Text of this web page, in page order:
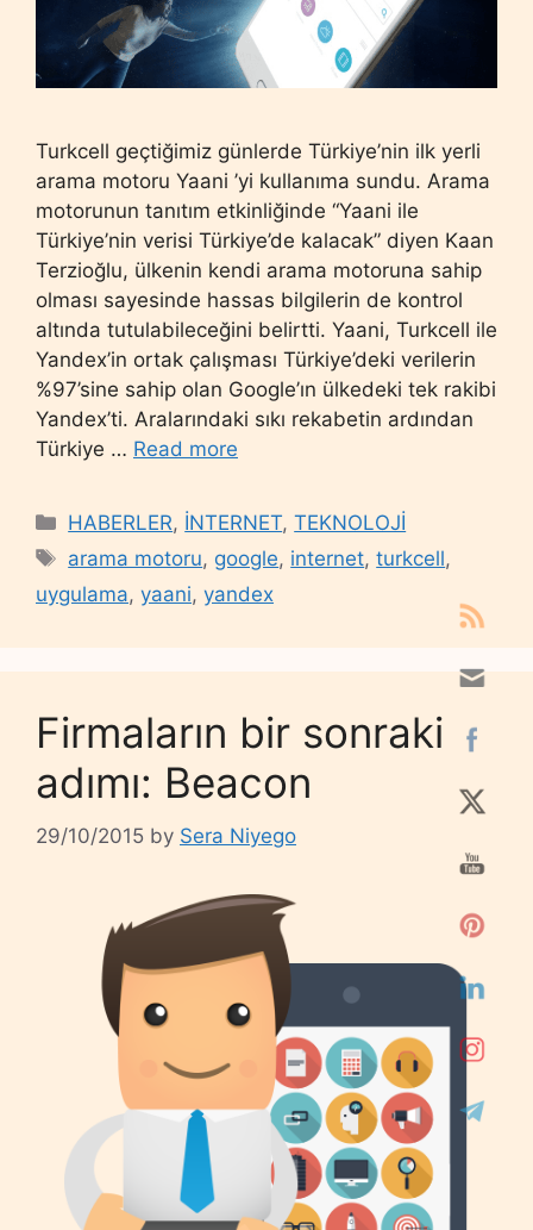
Turkcell geçtiğimiz günlerde Türkiye’nin ilk yerli
arama motoru Yaani ’yi kullanıma sundu. Arama
motorunun tanıtım etkinliğinde “Yaani ile
Türkiye’nin verisi Türkiye’de kalacak” diyen Kaan
Terzioğlu, ülkenin kendi arama motoruna sahip
olması sayesinde hassas bilgilerin de kontrol
altında tutulabileceğini belirtti. Yaani, Turkcell ile
Yandex’in ortak çalışması Türkiye’deki verilerin
%97’sine sahip olan Google’ın ülkedeki tek rakibi
Yandex’ti. Aralarındaki sıkı rekabetin ardından
Türkiye … Read more
Categories
HABERLER, İNTERNET,TEKNOLOJİ
Tags
arama motoru, google, internet,turkcell,
uygulama, yaani, yandex
Firmaların bir sonraki
adımı: Beacon
29/10/2015 by Sera Niyego